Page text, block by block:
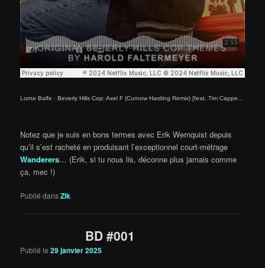
Lorne Balfe ·Beverly Hills Cop: Axel F (Curnow Harding Remix) [feat. Tim Cappello]
Notez que je suis en bons termes avec Erik Wernquist depuis
qu’il s’est racheté en produisant l’exceptionnel court-métrage
Wanderers… (Erik, si tu nous lis, déconne plus jamais comme
ça, mec !)
Publié dansZik
BD #001
Publié le29 janvier 2025